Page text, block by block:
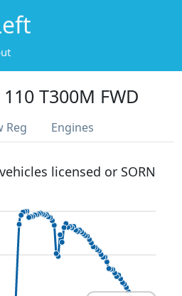
T300M FWD
Reg Engines
licensed or SORN